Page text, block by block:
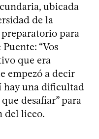
ubicada
de la
para
“Vos
que era
empezó a decir
hay una dificultad
desafiar” para
del liceo.